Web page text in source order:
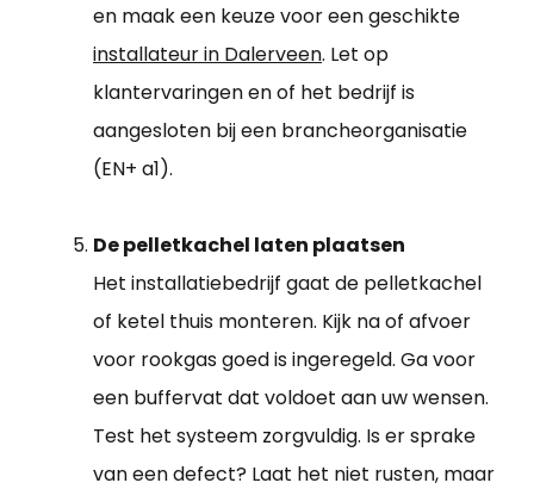
en maak een keuze voor een geschikte
installateur in Dalerveen. Let op
klantervaringen en of het bedrijf is
aangesloten bij een brancheorganisatie
(EN+ a1).
De pelletkachel laten plaatsen
Het installatiebedrijf gaat de pelletkachel
of ketel thuis monteren. Kijk na of afvoer
voor rookgas goed is ingeregeld. Ga voor
een buffervat dat voldoet aan uw wensen.
Test het systeem zorgvuldig. Is er sprake
van een defect? Laat het niet rusten, maar